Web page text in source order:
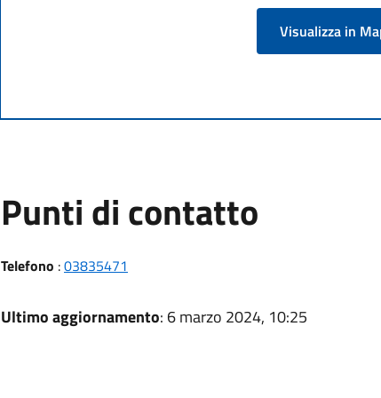
Visualizza in
Punti di contatto
Telefono :03835471
Ultimo aggiornamento: 6 marzo 2024, 10:25